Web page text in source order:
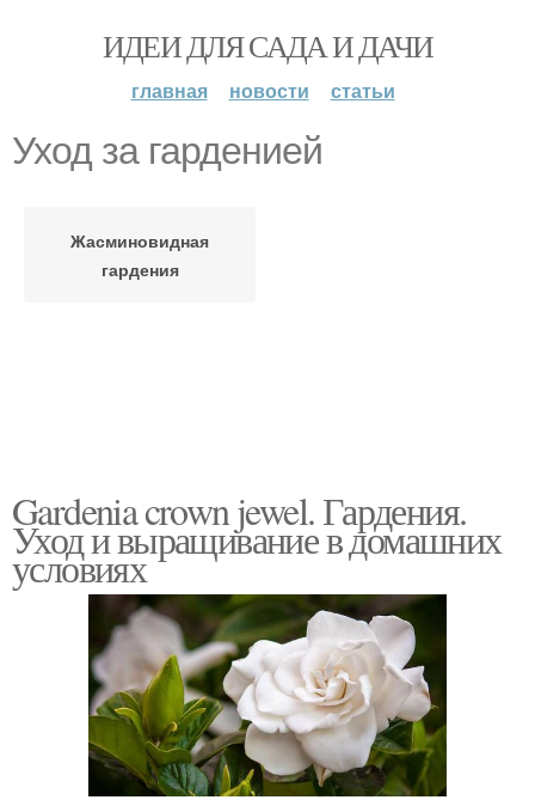
ИДЕИ ДЛЯ САДА И ДАЧИ
главная новости статьи
Уход за гарденией
Жасминовидная
гардения
Gardenia crown jewel. Гардения.
Уход и выращивание в домашних
условиях